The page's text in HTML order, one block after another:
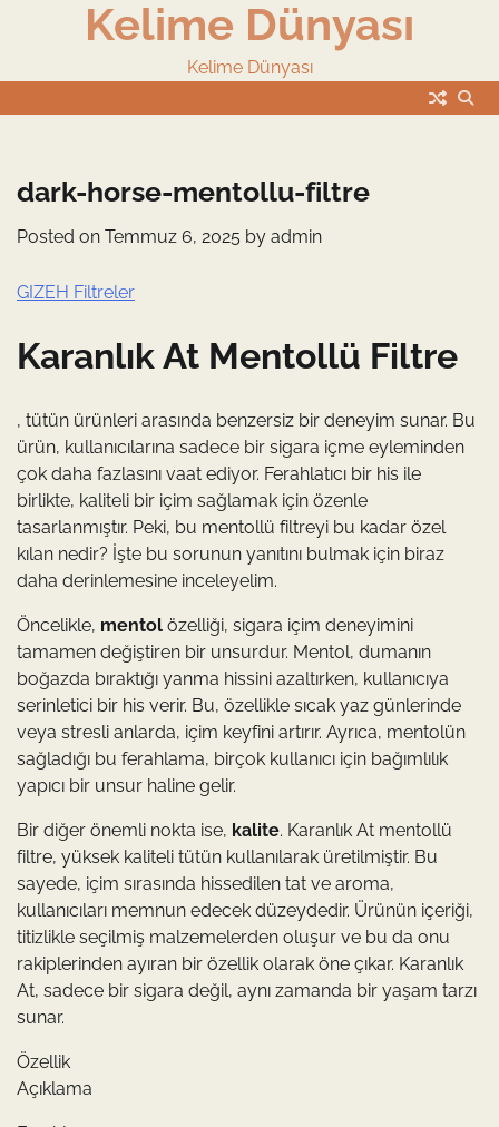
Kelime Dünyası
Kelime Dünyası
dark-horse-mentollu-filtre
Posted on Temmuz 6, 2025 by admin
GIZEH Filtreler
Karanlık At Mentollü Filtre
, tütün ürünleri arasında benzersiz bir deneyim sunar. Bu
ürün, kullanıcılarına sadece bir sigara içme eyleminden
çok daha fazlasını vaat ediyor. Ferahlatıcı bir his ile
birlikte, kaliteli bir içim sağlamak için özenle
tasarlanmıştır. Peki, bu mentollü filtreyi bu kadar özel
kılan nedir? İşte bu sorunun yanıtını bulmak için biraz
daha derinlemesine inceleyelim.
Öncelikle, mentol özelliği, sigara içim deneyimini
tamamen değiştiren bir unsurdur. Mentol, dumanın
boğazda bıraktığı yanma hissini azaltırken, kullanıcıya
serinletici bir his verir. Bu, özellikle sıcak yaz günlerinde
veya stresli anlarda, içim keyfini artırır. Ayrıca, mentolün
sağladığı bu ferahlama, birçok kullanıcı için bağımlılık
yapıcı bir unsur haline gelir.
Bir diğer önemli nokta ise, kalite. Karanlık At mentollü
filtre, yüksek kaliteli tütün kullanılarak üretilmiştir. Bu
sayede, içim sırasında hissedilen tat ve aroma,
kullanıcıları memnun edecek düzeydedir. Ürünün içeriği,
titizlikle seçilmiş malzemelerden oluşur ve bu da onu
rakiplerinden ayıran bir özellik olarak öne çıkar. Karanlık
At, sadece bir sigara değil, aynı zamanda bir yaşam tarzı
sunar.
Özellik
Açıklama